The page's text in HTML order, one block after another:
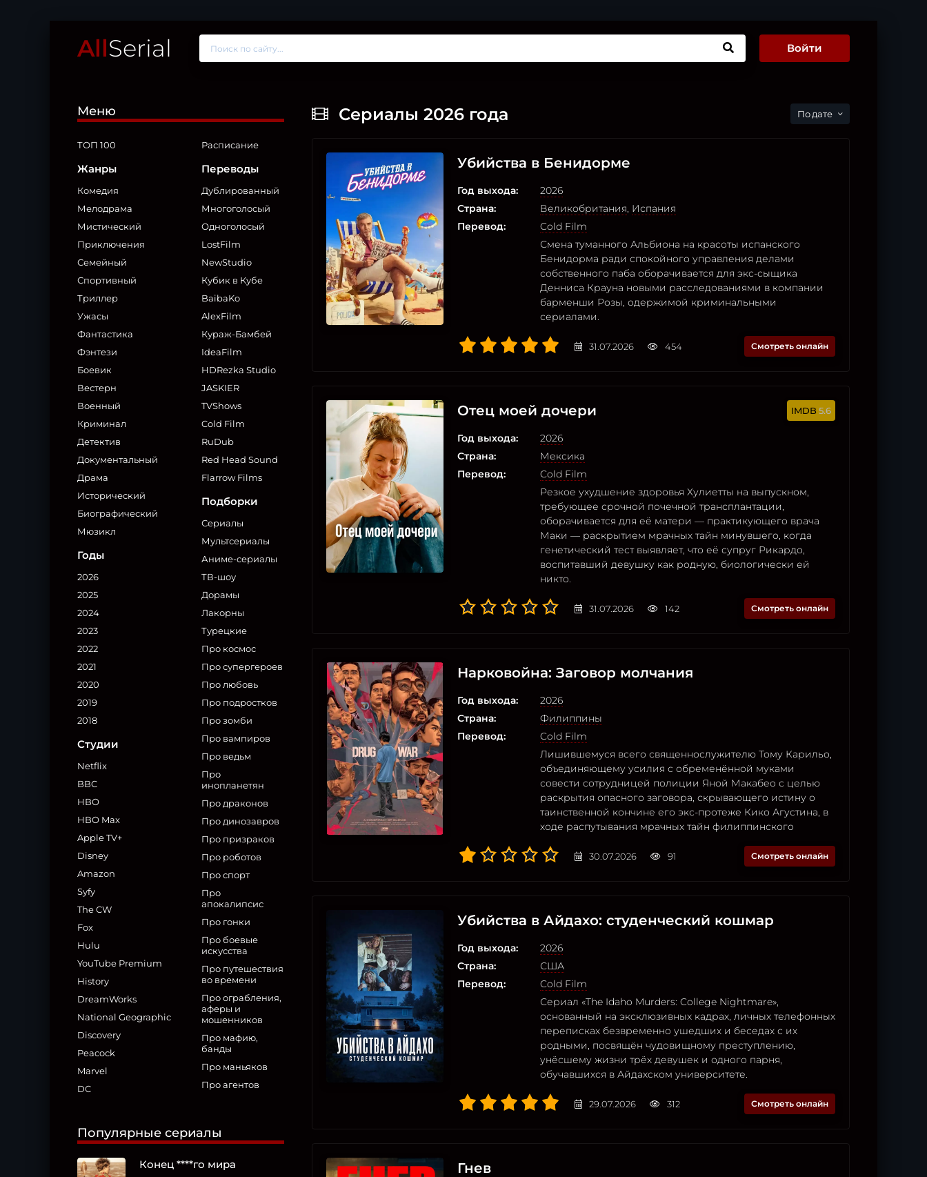
AllSerial Войти
Меню
ТОП 100
Жанры
Комедия
Мелодрама
Мистический
Приключения
Семейный
Спортивный
Триллер
Ужасы
Фантастика
Фэнтези
Боевик
Вестерн
Военный
Криминал
Детектив
Документальный
Драма
Исторический
Биографический
Мюзикл
Годы
2026
2025
2024
2023
2022
2021
2020
2019
2018
Студии
Netflix
BBC
HBO
HBO Max
Apple TV+
Disney
Amazon
Syfy
The CW
Fox
Hulu
YouTube Premium
History
DreamWorks
National Geographic
Discovery
Peacock
Marvel
DC
Расписание
Переводы
Дублированный
Многоголосый
Одноголосый
LostFilm
NewStudio
Кубик в Кубе
BaibaKo
AlexFilm
Кураж-Бамбей
IdeaFilm
HDRezka Studio
JASKIER
TVShows
Cold Film
RuDub
Red Head Sound
Flarrow Films
Подборки
Сериалы
Мультсериалы
Аниме-сериалы
ТВ-шоу
Дорамы
Лакорны
Турецкие
Про космос
Про супергероев
Про любовь
Про подростков
Про зомби
Про вампиров
Про ведьм
Про
инопланетян
Про драконов
Про динозавров
Про призраков
Про роботов
Про спорт
Про
апокалипсис
Про гонки
Про боевые
искусства
Про путешествия
во времени
Про ограбления,
аферы и
мошенников
Про мафию,
банды
Про маньяков
Про агентов
Популярные сериалы
Конец ****го мира
Сериалы 2026 года дате
Убийства в Бенидорме
Год выхода:
2026
Страна:
Великобритания, Испания
Перевод:
Cold Film
Смена туманного Альбиона на красоты испанского
Бенидорма ради спокойного управления делами
собственного паба оборачивается для экс-сыщика
Денниса Крауна новыми расследованиями в компании
барменши Розы, одержимой криминальными
сериалами.
31.07.2026 454 Смотреть онлайн
Отец моей дочери 5.6
Год выхода:
2026
Страна:
Мексика
Перевод:
Cold Film
Резкое ухудшение здоровья Хулиетты на выпускном,
требующее срочной почечной трансплантации,
оборачивается для её матери — практикующего врача
Маки — раскрытием мрачных тайн минувшего, когда
генетический тест выявляет, что её супруг Рикардо,
воспитавший девушку как родную, биологически ей
никто.
31.07.2026 142 Смотреть онлайн
Нарковойна: Заговор молчания
Год выхода:
2026
Страна:
Филиппины
Перевод:
Cold Film
Лишившемуся всего священнослужителю Тому Карильо,
объединяющему усилия с обременённой муками
совести сотрудницей полиции Яной Макабео с целью
раскрытия опасного заговора, скрывающего истину о
таинственной кончине его экс-протеже Кико Агустина, в
ходе распутывания мрачных тайн филиппинского
30.07.2026 91 Смотреть онлайн
Убийства в Айдахо: студенческий кошмар
Год выхода:
2026
Страна:
США
Перевод:
Cold Film
Сериал «The Idaho Murders: College Nightmare»,
основанный на эксклюзивных кадрах, личных телефонных
переписках безвременно ушедших и беседах с их
родными, посвящён чудовищному преступлению,
унёсшему жизни трёх девушек и одного парня,
обучавшихся в Айдахском университете.
29.07.2026 312 Смотреть онлайн
Гнев